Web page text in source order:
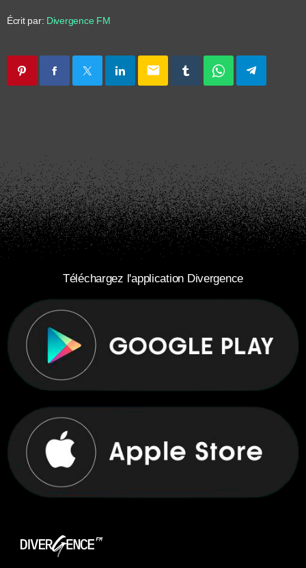
Écrit par: Divergence FM
email
Téléchargez l'application Divergence